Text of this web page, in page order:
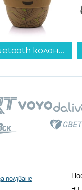
Bluetooth колонка Bitty Boomers Groot - BITTYGROOT...
ползване
ни